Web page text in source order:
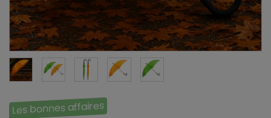
Les bonnes affaires